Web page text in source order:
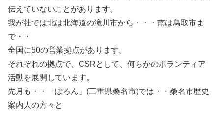
伝えていないことがあります。
我が社では北は北海道の滝川市から・・・南は鳥取市ま
で・・
全国に50の営業拠点があります。
それぞれの拠点で、CSRとして、何らかのボランティア
活動を展開しています。
先月も・・「ぽろん」(三重県桑名市)では・・桑名市歴史
案内人の方々と